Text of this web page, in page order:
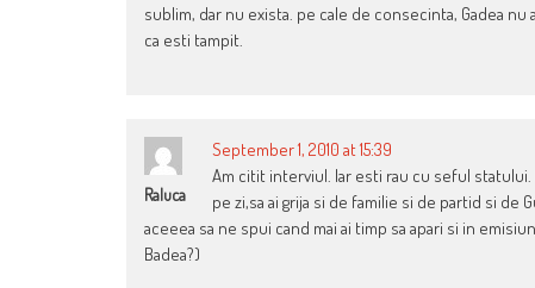
sublim, dar nu exista. pe cale de consecinta, Gadea
ca esti tampit.
Raluca
September 1, 2010 at 15:39
Am citit interviul. Iar esti rau cu seful
pe zi,sa ai grija si de familie si de partid si
aceeea sa ne spui cand mai ai timp sa apari si in
Badea?)